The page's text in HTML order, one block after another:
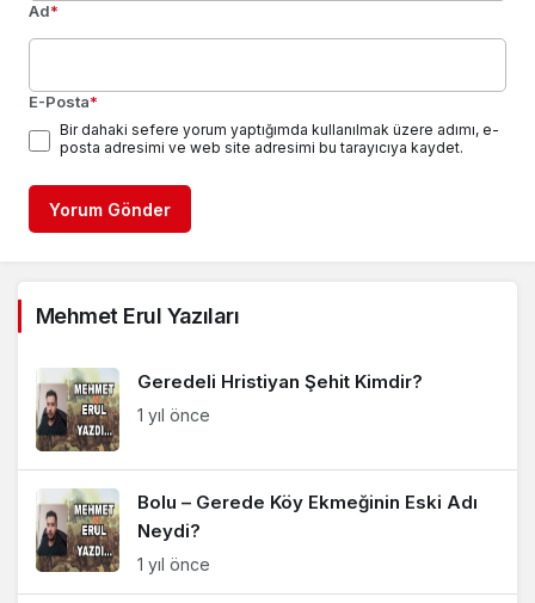
Ad*
E-Posta*
Bir dahaki sefere yorum yaptığımda kullanılmak üzere adımı, e-
posta adresimi ve web site adresimi bu tarayıcıya kaydet.
Yorum Gönder
Mehmet Erul Yazıları
Geredeli Hristiyan Şehit Kimdir?
1 yıl önce
Bolu – Gerede Köy Ekmeğinin Eski Adı
Neydi?
1 yıl önce